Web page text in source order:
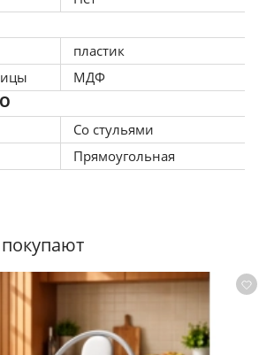
устойчивы к ударным
воздействиям окружающей
Подстолье выдерживает
- максимальная
до 100 кг. Максимальная
– 250 кг. ДИЗАЙН И
из МДФ смотрится аккуратно и
имеет плавный
от лицевой поверхности к
Изящные перекрещивающиеся
натуральные изгибы
дизайн сиденья заключен в
простежке мягкого
симметрия, которой доставляет
ЭРГОНОМИКА
пластик
МДФ
Со стульями
Прямоугольная